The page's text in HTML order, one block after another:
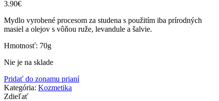
3.90€
Mydlo vyrobené procesom za studena s použitím iba prírodných
masiel a olejov s vôňou ruže, levandule a šalvie.
Hmotnosť: 70g
Nie je na sklade
Pridať do zonamu prianí
Kategória: Kozmetika
Zdieľať